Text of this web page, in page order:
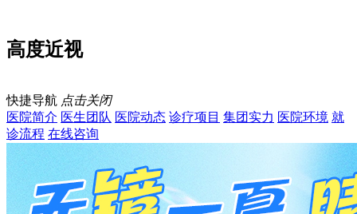
高度近视
快捷导航 点击关闭
医院简介 医生团队 医院动态 诊疗项目 集团实力 医院环境 就
诊流程 在线咨询